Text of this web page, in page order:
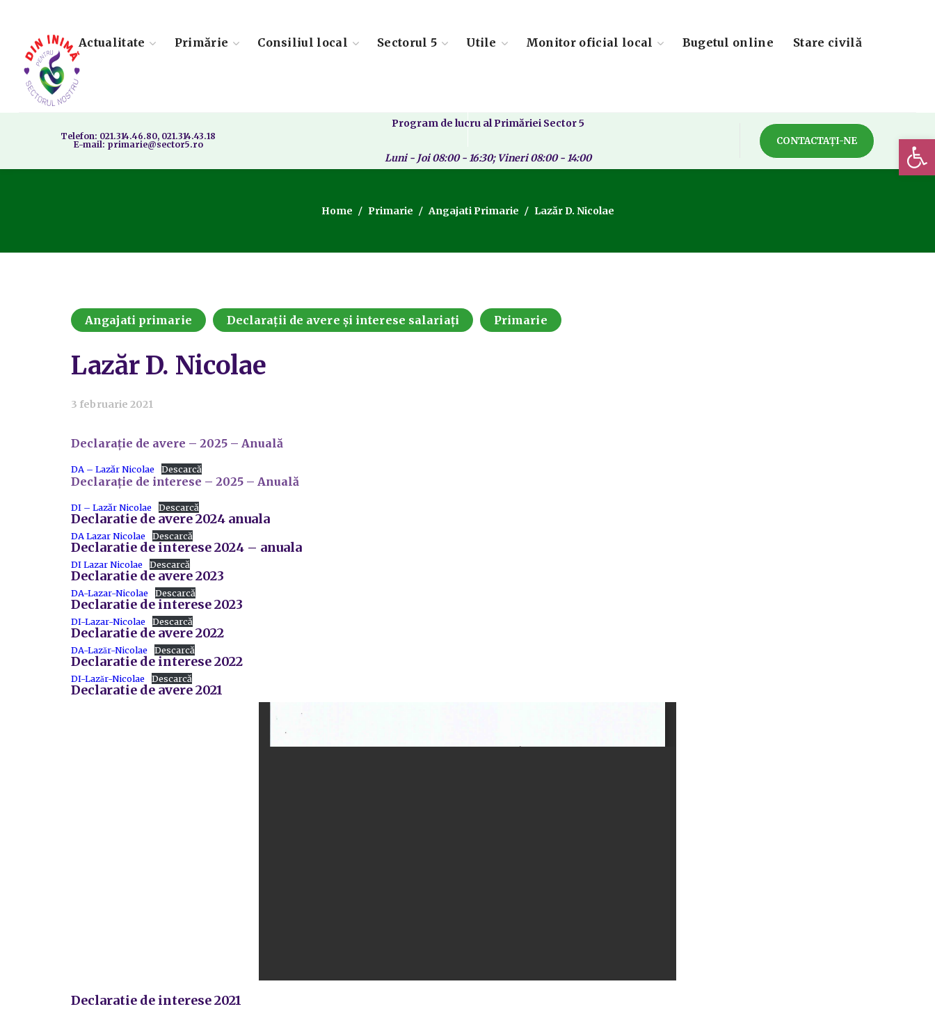
Actualitate Primărie Consiliul local Sectorul 5 Utile Monitor oficial local Bugetul online Stare civilă
Telefon: 021.314.46.80, 021.314.43.18
E-mail: primarie@sector5.ro
Program de lucru al Primăriei Sector 5
Luni - Joi 08:00 - 16:30; Vineri 08:00 - 14:00
CONTACTAȚI-NE
Home Primarie Angajati Primarie Lazăr D. Nicolae
Angajati primarie Declarații de avere și interese salariați Primarie
Lazăr D. Nicolae
3 februarie 2021
Declarație de avere – 2025 – Anuală
DA – Lazăr Nicolae Descarcă
Declarație de interese – 2025 – Anuală
DI – Lazăr Nicolae Descarcă
Declaratie de avere 2024 anuala
DA Lazar Nicolae Descarcă
Declaratie de interese 2024 – anuala
DI Lazar Nicolae Descarcă
Declaratie de avere 2023
DA-Lazar-Nicolae Descarcă
Declaratie de interese 2023
DI-Lazar-Nicolae Descarcă
Declaratie de avere 2022
DA-Lazăr-Nicolae Descarcă
Declaratie de interese 2022
DI-Lazăr-Nicolae Descarcă
Declaratie de avere 2021
Declaratie de interese 2021